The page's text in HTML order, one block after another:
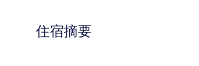
住宿摘要